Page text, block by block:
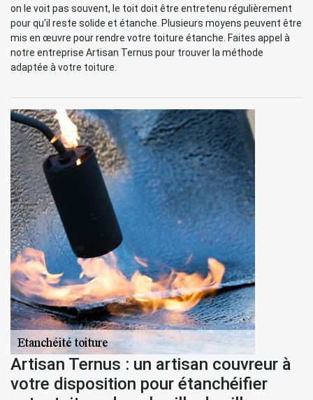
on le voit pas souvent, le toit doit être entretenu régulièrement
pour qu'il reste solide et étanche. Plusieurs moyens peuvent être
mis en œuvre pour rendre votre toiture étanche. Faites appel à
notre entreprise Artisan Ternus pour trouver la méthode
adaptée à votre toiture.
Artisan Ternus : un artisan couvreur à
votre disposition pour étanchéifier